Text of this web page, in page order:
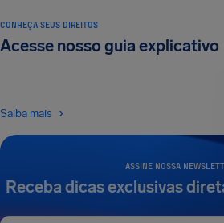
ASSINE NOSSA
Receba dicas exclusivas
CONHEÇA SEUS DIREITOS
Acesse nosso guia explicativo
Saiba mais